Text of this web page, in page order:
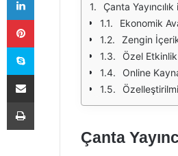
Çanta
Ekonomik
Zengin
Özel
Online
Çanta
Pinterest
Skype
E-Posta ile paylaş